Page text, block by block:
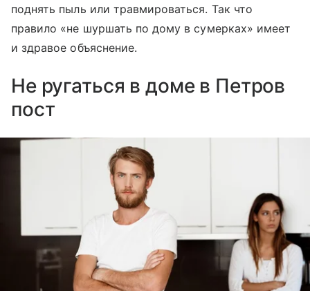
поднять пыль или травмироваться. Так что
правило «не шуршать по дому в сумерках» имеет
и здравое объяснение.
Не ругаться в доме в Петров
пост